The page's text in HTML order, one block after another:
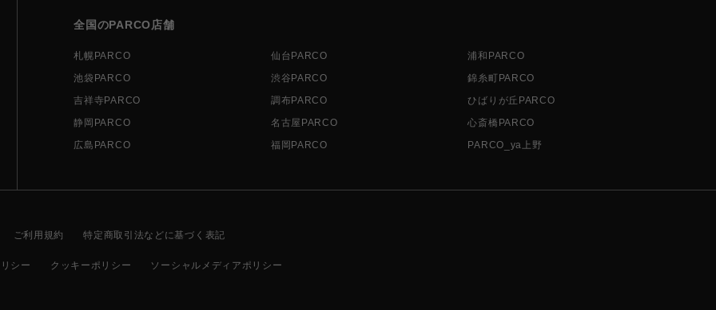
全国のPARCO店舗
札幌PARCO 仙台PARCO
浦和PARCO
池袋PARCO
渋谷PARCO
錦糸町PARCO
吉祥寺PARCO
調布PARCO
ひばりが丘PARCO
静岡PARCO
名古屋PARCO
心斎橋PARCO
広島PARCO
福岡PARCO PARCO_ya上野
ご利用規約 特定商取引法などに基づく表記
シー クッキーポリシー ソーシャルメディアポリシー